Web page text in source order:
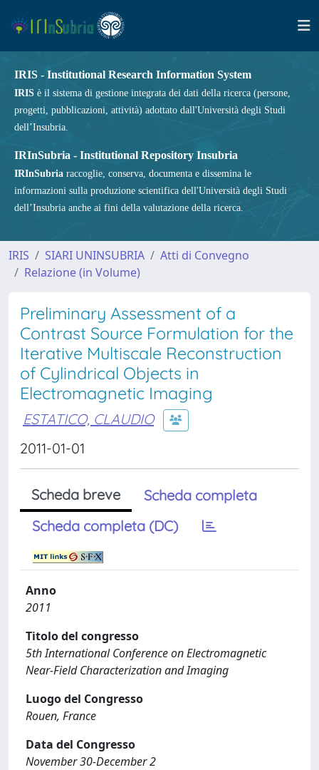
IRIS - Institutional Research Information System
IRIS è il sistema di gestione integrata dei dati della ricerca (persone,
progetti, pubblicazioni, attività) adottato dall'Università degli Studi
dell’Insubria.
IRInSubria - Institutional Repository Insubria
IRInSubria raccoglie, conserva, documenta e dissemina le
informazioni sulla produzione scientifica dell'Università degli Studi
dell’Insubria anche ai fini della valutazione della ricerca.
IRIS SIARI UNINSUBRIA
Atti di Convegno
Relazione (in Volume)
Preliminary Assessment of a
Contrast Source Formulation for the
Iterative Multiscale Reconstruction
of Cylindrical Objects in
Electromagnetic Imaging
ESTATICO, CLAUDIO
2011-01-01
Scheda breve
Scheda completa
Scheda completa (DC)
Anno
2011
Titolo del congresso
5th International Conference on Electromagnetic
Near-Field Characterization and Imaging
Luogo del Congresso
Rouen, France
Data del Congresso
November 30-December 2